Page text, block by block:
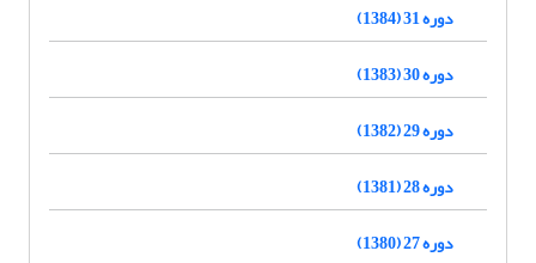
دوره 31 (1384)
دوره 30 (1383)
دوره 29 (1382)
دوره 28 (1381)
دوره 27 (1380)